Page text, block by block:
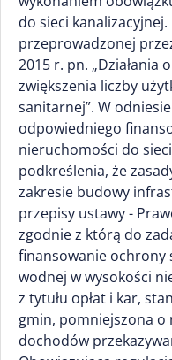
do sieci
przeprowadzonej
2015 r. pn. „Działania
zwiększenia liczby
sanitarnej”. W
odpowiedniego
nieruchomości do
podkreślenia, że
zakresie budowy
przepisy ustawy -
zgodnie z którą do
finansowanie ochrony
wodnej w wysokości
z tytułu opłat i kar,
gmin, pomniejszona o
dochodów